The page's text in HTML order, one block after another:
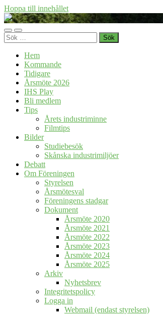
Hoppa till innehållet
Föreningen
Industrihistoria
i
Skåne
Slå
på/av
Slå
på/av
Sök
efter:
Hem
Kommande
Tidigare
Årsmöte 2026
IHS Play
Bli medlem
Tips
Årets industriminne
Filmtips
Bilder
Studiebesök
Skånska industrimiljöer
Debatt
Om Föreningen
Styrelsen
Årsmötesval
Föreningens stadgar
Dokument
Årsmöte 2020
Årsmöte 2021
Årsmöte 2022
Årsmöte 2023
Årsmöte 2024
Årsmöte 2025
Arkiv
Nyhetsbrev
Integritetspolicy
Logga in
Webmail (endast styrelsen)